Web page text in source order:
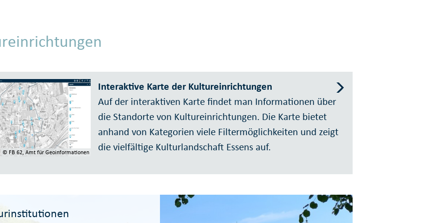
© FB 62, Amt für Geoinformationen
Interaktive Karte der Kultureinrichtungen
Auf der interaktiven Karte findet man Informationen über
die Standorte von Kultureinrichtungen. Die Karte bietet
anhand von Kategorien viele Filtermöglichkeiten und zeigt
die vielfältige Kulturlandschaft Essens auf.